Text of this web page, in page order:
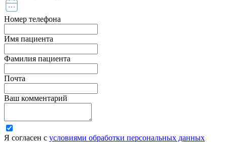
Номер телефона
Имя пациента
Фамилия пациента
Почта
Ваш комментарий
Я согласен с условиями обработки персональных данных